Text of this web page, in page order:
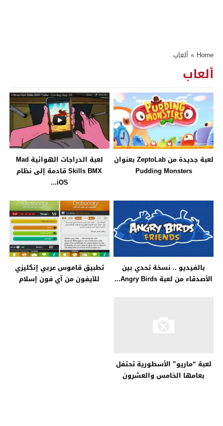
Home
» ألعاب
ألعاب
لعبة جديدة من ZeptoLab بعنوان
Pudding Monsters
لعبة الدراجات الهوائية Mad
Skills BMX قادمة إلى نظام
iOS...
بالفيديو .. نسخة تحدي بين
الأصدقاء من لعبة Angry Birds...
تطبيق قاموس عربي إنكليزي
للآيفون من آي فون إسلام
لعبة “ماريو” الأسطورية تحتفل
بعامها الخامس والعشرون